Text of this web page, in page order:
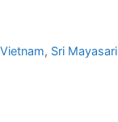
, Sri Mayasari